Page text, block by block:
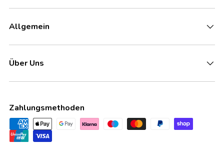
Allgemein
Über Uns
Zahlungsmethoden